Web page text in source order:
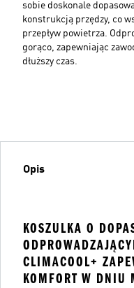
sobie doskonale
konstrukcją przędzy, co
przepływ powietrza.
gorąco, zapewniając
dłuższy czas.
Opis
KOSZULKA O
CLIMACOOL+
KOMFORT W DNIU